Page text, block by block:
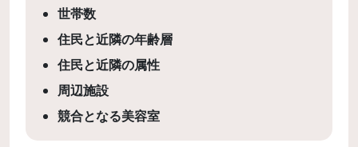
世帯数
住民と近隣の年齢層
住民と近隣の属性
周辺施設
競合となる美容室